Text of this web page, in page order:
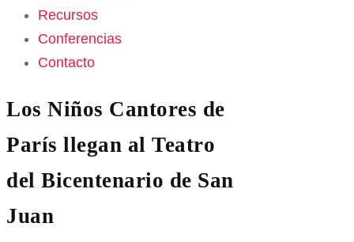
Recursos
Conferencias
Contacto
Los Niños Cantores de
París llegan al Teatro
del Bicentenario de San
Juan